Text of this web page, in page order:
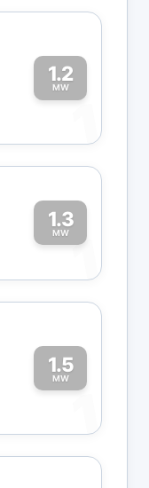
1.2
MW
1
1.3
MW1
1.5
MW
1